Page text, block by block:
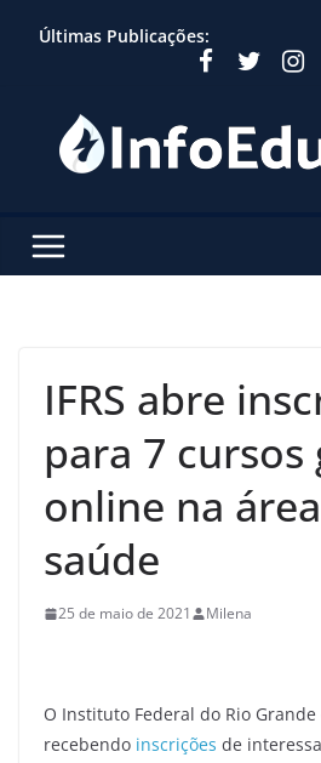
Últimas Publicações:
IFRS abre
para 7
online na
saúde
25 de maio de 2021 Milena
O Instituto Federal do Rio Grande
recebendo inscrições de